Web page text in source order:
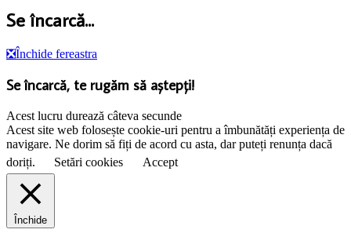
Se încarcă...
❎Închide fereastra
Se încarcă, te rugăm să aștepți!
Acest lucru durează câteva secunde
Acest site web folosește cookie-uri pentru a îmbunătăți experiența de
navigare. Ne dorim să fiți de acord cu asta, dar puteți renunța dacă
doriți.
Setări cookies Accept
Închide